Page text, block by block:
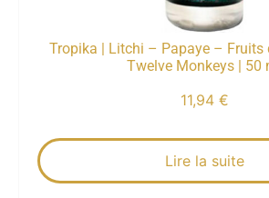
Tropika | Litchi – Papaye – Fruits
Twelve Monkeys | 50
11,94 €
Lire la suite